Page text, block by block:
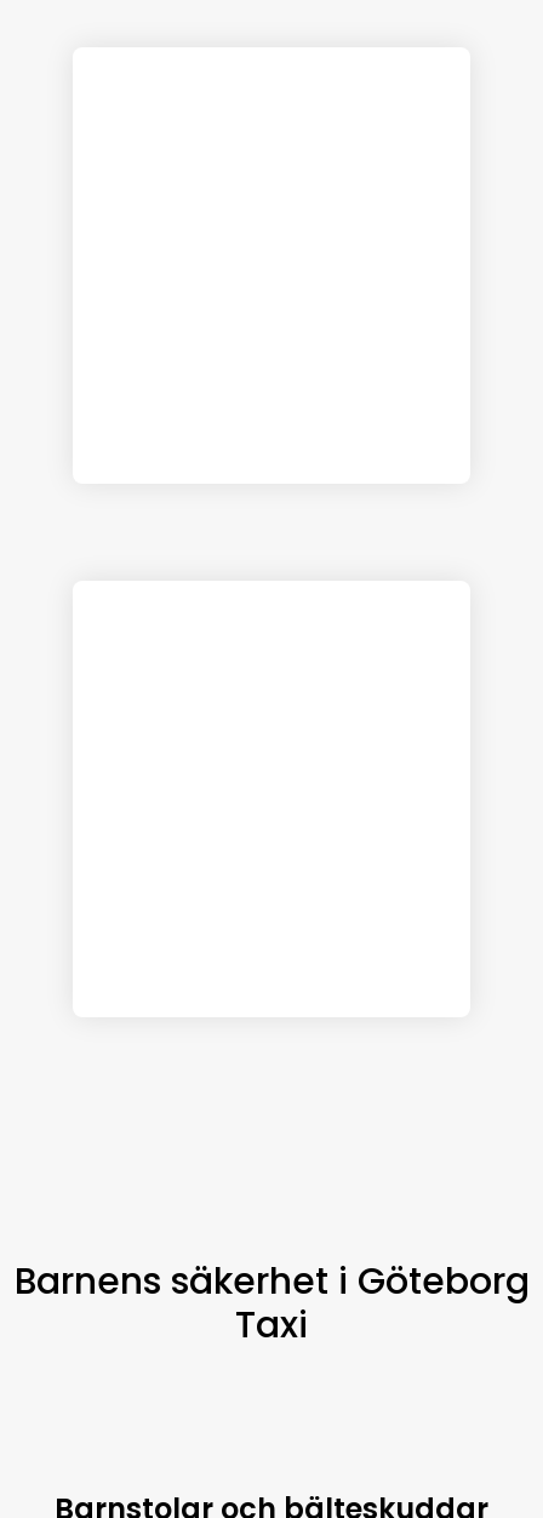
Barnens säkerhet i Göteborg
Taxi
Barnstolar och bälteskuddar